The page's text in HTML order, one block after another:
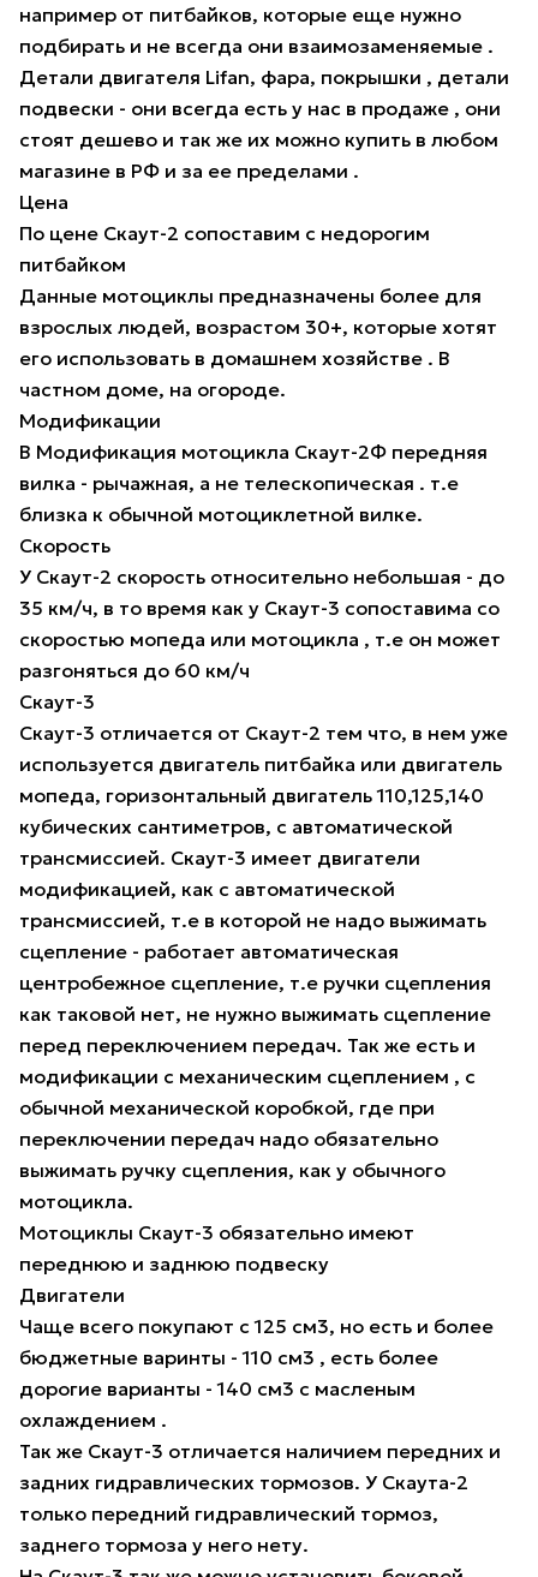
например от питбайков, которые еще нужно
подбирать и не всегда они взаимозаменяемые .
Детали двигателя Lifan, фара, покрышки , детали
подвески - они всегда есть у нас в продаже , они
стоят дешево и так же их можно купить в любом
магазине в РФ и за ее пределами .
Цена
По цене Скаут-2 сопоставим с недорогим
питбайком
Данные мотоциклы предназначены более для
взрослых людей, возрастом 30+, которые хотят
его использовать в домашнем хозяйстве . В
частном доме, на огороде.
Модификации
В Модификация мотоцикла Скаут-2Ф передняя
вилка - рычажная, а не телескопическая . т.е
близка к обычной мотоциклетной вилке.
Скорость
У Скаут-2 скорость относительно небольшая - до
35 км/ч, в то время как у Скаут-3 сопоставима со
скоростью мопеда или мотоцикла , т.е он может
разгоняться до 60 км/ч
Скаут-3
Скаут-3 отличается от Скаут-2 тем что, в нем уже
используется двигатель питбайка или двигатель
мопеда, горизонтальный двигатель 110,125,140
кубических сантиметров, с автоматической
трансмиссией. Скаут-3 имеет двигатели
модификацией, как с автоматической
трансмиссией, т.е в которой не надо выжимать
сцепление - работает автоматическая
центробежное сцепление, т.е ручки сцепления
как таковой нет, не нужно выжимать сцепление
перед переключением передач. Так же есть и
модификации с механическим сцеплением , с
обычной механической коробкой, где при
переключении передач надо обязательно
выжимать ручку сцепления, как у обычного
мотоцикла.
Мотоциклы Скаут-3 обязательно имеют
переднюю и заднюю подвеску
Двигатели
Чаще всего покупают с 125 см3, но есть и более
бюджетные варинты - 110 см3 , есть более
дорогие варианты - 140 см3 с масленым
охлаждением .
Так же Скаут-3 отличается наличием передних и
задних гидравлических тормозов. У Скаута-2
только передний гидравлический тормоз,
заднего тормоза у него нету.